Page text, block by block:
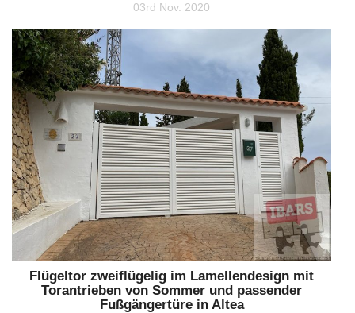
03rd Nov. 2020
Flügeltor zweiflügelig im Lamellendesign mit
Torantrieben von Sommer und passender
Fußgängertüre in Altea